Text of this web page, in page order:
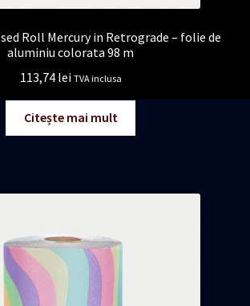
Roll Mercury in Retrograde – folie de
aluminiu colorata 98 m
113,74 lei TVA inclusa
Citește mai mult